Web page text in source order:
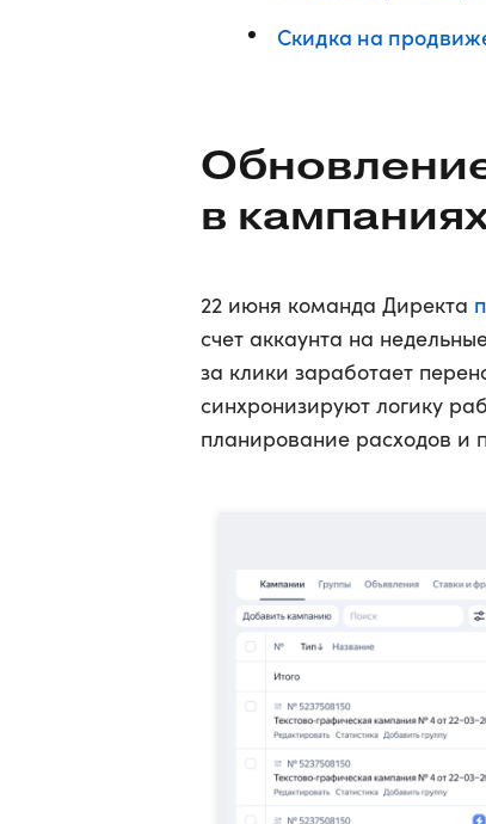
Скидка на
в
22 июня команда Директа
счет аккаунта на
за клики заработает
синхронизируют логику
планирование расходов и